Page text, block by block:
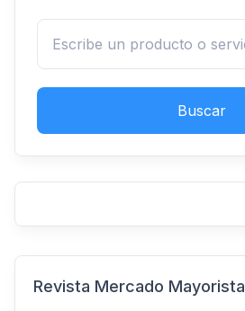
Buscar
Revista Mercado Mayorista